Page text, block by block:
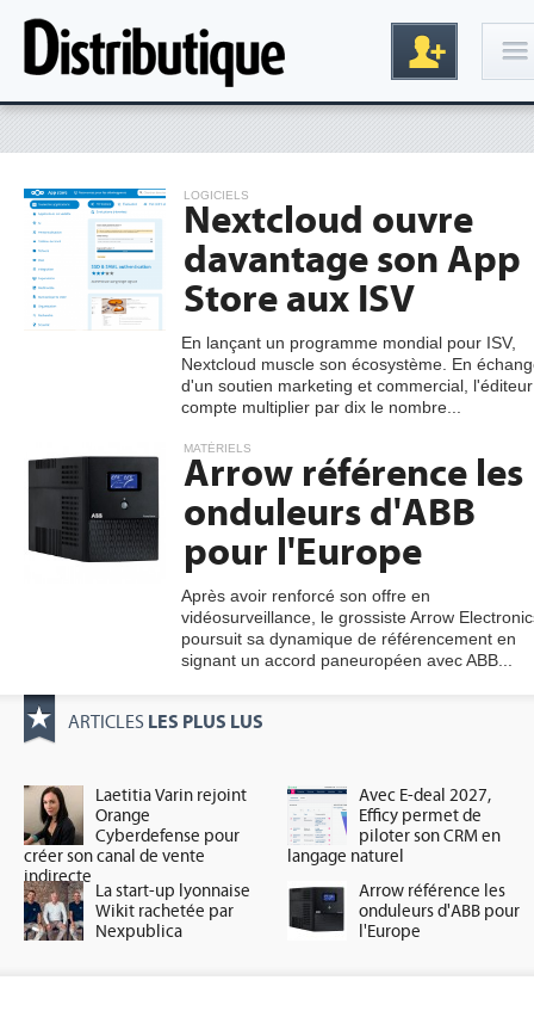
Inscription
gratuite
LOGICIELS
Nextcloud ouvre
davantage son App
Store aux ISV
En lançant un programme mondial pour ISV,
Nextcloud muscle son écosystème. En
d'un soutien marketing et commercial, l'éditeur
compte multiplier par dix le nombre...
MATÉRIELS
Arrow référence les
onduleurs d'ABB
pour l'Europe
Après avoir renforcé son offre en
vidéosurveillance, le grossiste Arrow
poursuit sa dynamique de référencement en
signant un accord paneuropéen avec ABB...
ARTICLES LES PLUS LUS
Laetitia Varin rejoint
Orange
Cyberdefense pour
créer son canal de vente
indirecte
Avec E-deal 2027,
Efficy permet de
piloter son CRM en
langage naturel
La start-up lyonnaise
Wikit rachetée par
Nexpublica
Arrow référence les
onduleurs d'ABB pour
l'Europe